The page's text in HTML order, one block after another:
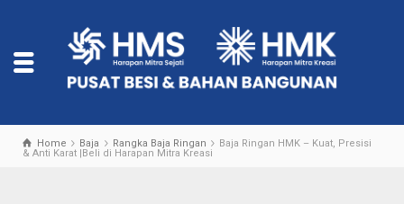
Home Baja Rangka Baja Ringan
Baja Ringan HMK – Kuat, Presisi
& Anti Karat |Beli di Harapan Mitra Kreasi